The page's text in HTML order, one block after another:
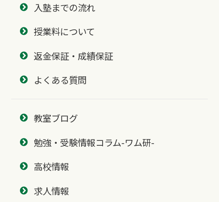
入塾までの流れ
授業料について
返金保証・成績保証
よくある質問
教室ブログ
勉強・受験情報コラム-ワム研-
高校情報
求人情報